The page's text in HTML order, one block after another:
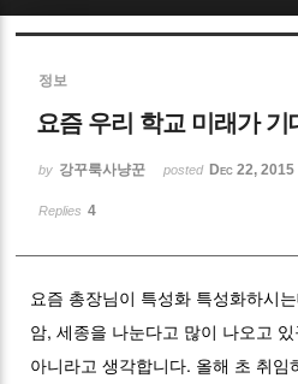
정보
요즘 우리 학교 미래가 기
by 강꾸룩사냥꾼 posted Dec 22, 2015
Replies 4
요즘 총장님이 특성화 특성화하시
암, 세종을 나눈다고 많이 나오고
아니라고 생각합니다. 올해 초 취
Sketchbook5, 스
Sketchbook5, 스